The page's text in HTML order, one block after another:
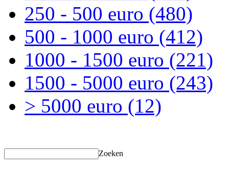
250 - 500 euro (480)
500 - 1000 euro (412)
1000 - 1500 euro (221)
1500 - 5000 euro (243)
> 5000 euro (12)
Zoeken